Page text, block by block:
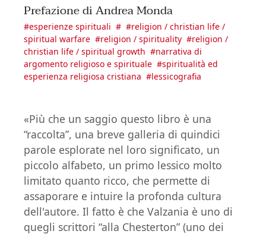
Prefazione di Andrea Monda
#esperienze spirituali # #religion / christian life /
spiritual warfare #religion / spirituality #religion /
christian life / spiritual growth #narrativa di
argomento religioso e spirituale #spiritualità ed
esperienza religiosa cristiana #lessicografia
«Più che un saggio questo libro è una
“raccolta”, una breve galleria di quindici
parole esplorate nel loro significato, un
piccolo alfabeto, un primo lessico molto
limitato quanto ricco, che permette di
assaporare e intuire la profonda cultura
dell'autore. Il fatto è che Valzania è uno di
quegli scrittori “alla Chesterton” (uno dei